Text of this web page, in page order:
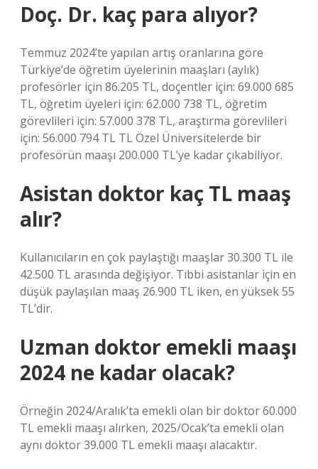
Doç. Dr. kaç para alıyor?
Temmuz 2024’te yapılan artış oranlarına göre
Türkiye’de öğretim üyelerinin maaşları (aylık)
profesörler için 86.205 TL, doçentler için: 69.000 685
TL, öğretim üyeleri için: 62.000 738 TL, öğretim
görevlileri için: 57.000 378 TL, araştırma görevlileri
için: 56.000 794 TL TL Özel Üniversitelerde bir
profesörün maaşı 200.000 TL’ye kadar çıkabiliyor.
Asistan doktor kaç TL maaş
alır?
Kullanıcıların en çok paylaştığı maaşlar 30.300 TL ile
42.500 TL arasında değişiyor. Tıbbi asistanlar için en
düşük paylaşılan maaş 26.900 TL iken, en yüksek 55
TL’dir.
Uzman doktor emekli maaşı
2024 ne kadar olacak?
Örneğin 2024/Aralık’ta emekli olan bir doktor 60.000
TL emekli maaşı alırken, 2025/Ocak’ta emekli olan
aynı doktor 39.000 TL emekli maaşı alacaktır.